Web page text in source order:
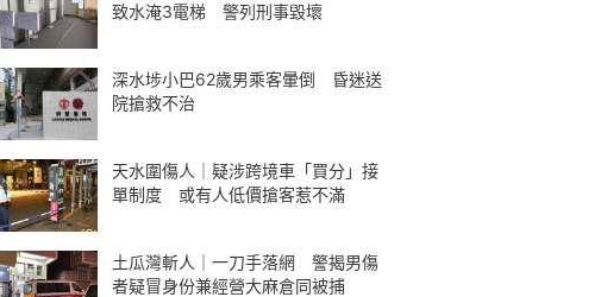
致水淹3電梯 警列刑事毀壞
深水埗小巴62歲男乘客暈倒 昏迷送
院搶救不治
天水圍傷人｜疑涉跨境車「買分」接
單制度 或有人低價搶客惹不滿
土瓜灣斬人｜一刀手落網 警揭男傷
者疑冒身份兼經營大麻倉同被捕